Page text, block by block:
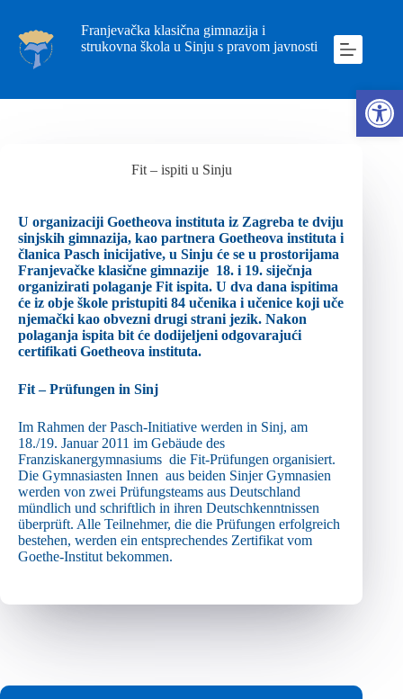
Franjevačka klasična gimnazija i
strukovna škola u Sinju s pravom javnosti
Fit – ispiti u Sinju
U organizaciji Goetheova instituta iz Zagreba te dviju
sinjskih gimnazija, kao partnera Goetheova instituta i
članica Pasch inicijative, u Sinju će se u prostorijama
Franjevačke klasične gimnazije 18. i 19. siječnja
organizirati polaganje Fit ispita. U dva dana ispitima
će iz obje škole pristupiti 84 učenika i učenice koji uče
njemački kao obvezni drugi strani jezik. Nakon
polaganja ispita bit će dodijeljeni odgovarajući
certifikati Goetheova instituta.
Fit – Prüfungen in Sinj
Im Rahmen der Pasch-Initiative werden in Sinj, am
18./19. Januar 2011 im Gebäude des
Franziskanergymnasiums die Fit-Prüfungen organisiert.
Die Gymnasiasten Innen aus beiden Sinjer Gymnasien
werden von zwei Prüfungsteams aus Deutschland
mündlich und schriftlich in ihren Deutschkenntnissen
überprüft. Alle Teilnehmer, die die Prüfungen erfolgreich
bestehen, werden ein entsprechendes Zertifikat vom
Goethe-Institut bekommen.